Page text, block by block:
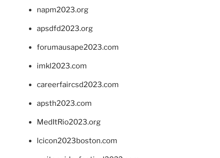
napm2023.org
apsdfd2023.org
forumausape2023.com
imkl2023.com
careerfaircsd2023.com
apsth2023.com
MedItRio2023.org
lcicon2023boston.com